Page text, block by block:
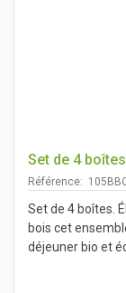
Set de 4
Référence:
Set de 4 boîtes.
bois cet
déjeuner bio et